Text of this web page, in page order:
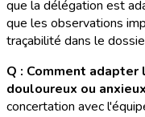
que la délégation est
que les observations
traçabilité dans le
Q : Comment
douloureux ou
concertation avec